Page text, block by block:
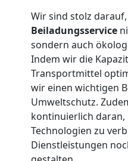
Wir sind stolz
Beiladungsservice
sondern auch
Indem wir die
Transportmittel
wir einen wichtigen
Umweltschutz.
kontinuierlich daran,
Technologien zu
Dienstleistungen
Feldkirch
Umzug
für